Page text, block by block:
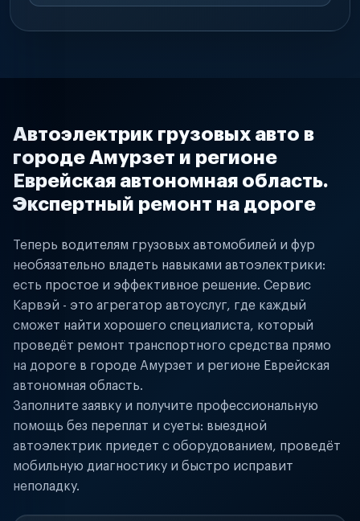
Автоэлектрик грузовых авто в
городе Амурзет и регионе
Еврейская автономная область.
Экспертный ремонт на дороге
Теперь водителям грузовых автомобилей и фур
необязательно владеть навыками автоэлектрики:
есть простое и эффективное решение. Сервис
Карвэй - это агрегатор автоуслуг, где каждый
сможет найти хорошего специалиста, который
проведёт ремонт транспортного средства прямо
на дороге в городе Амурзет и регионе Еврейская
автономная область.
Заполните заявку и получите профессиональную
помощь без переплат и суеты: выездной
автоэлектрик приедет с оборудованием, проведёт
мобильную диагностику и быстро исправит
неполадку.